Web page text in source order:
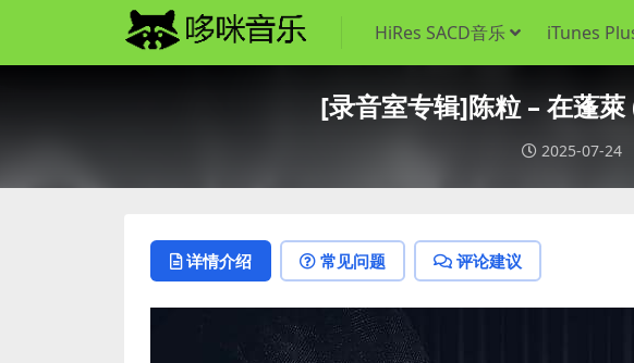
HiRes SACD音乐 iTunes
[录音室专辑]陈粒 – 在蓬
2025-07-24
详情介绍 常见问题 评论建议